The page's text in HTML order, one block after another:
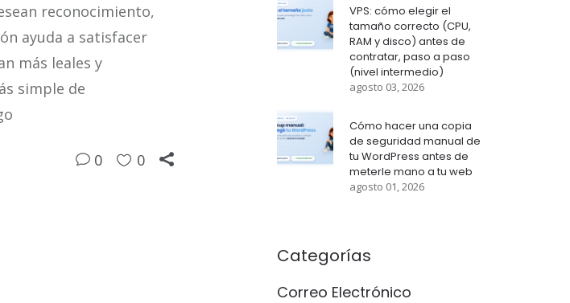
reconocimiento,
ayuda a satisfacer
más leales y
simple de
0 0
VPS: cómo elegir el
tamaño correcto (CPU,
RAM y disco) antes de
contratar, paso a paso
(nivel intermedio)
agosto 03, 2026
Cómo hacer una copia
de seguridad manual de
tu WordPress antes de
meterle mano a tu web
agosto 01, 2026
Categorías
Correo Electrónico